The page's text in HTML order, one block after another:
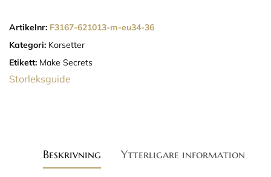
Artikelnr: F3167-621013-m-eu34-36
Kategori: Korsetter
Etikett: Make Secrets
Storleksguide
Beskrivning Ytterligare information